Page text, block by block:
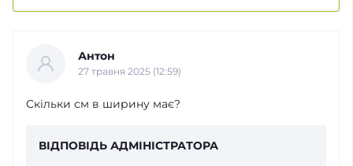
Антон
27 травня 2025 (12:59)
Скільки см в ширину має?
ВІДПОВІДЬ АДМІНІСТРАТОРА